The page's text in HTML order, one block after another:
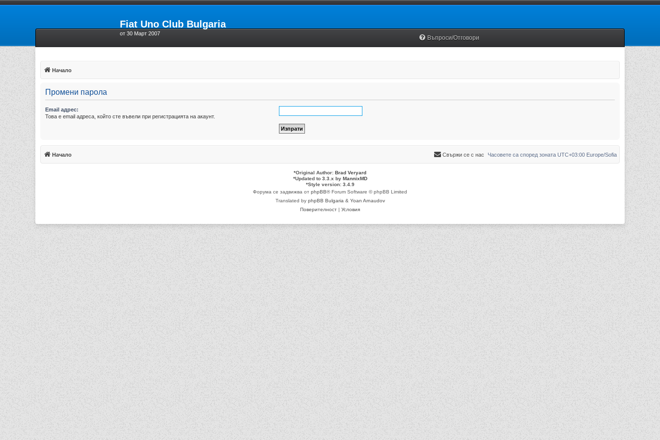
Fiat Uno Club Bulgaria
от 30 Март 2007
Въпроси/Отговори
Начало
Промени парола
Email адрес:
Това е email адреса, който сте въвели при регистрацията на акаунт.
Начало Часовете са според зоната UTC+03:00 Europe/Sofia
Свържи се с нас
*Original Author: Brad Veryard
*Updated to 3.3.x by MannixMD
*Style version: 3.4.9
Форума се задвижва от phpBB® Forum Software © phpBB Limited
Translated by phpBB Bulgaria & Yoan Arnaudov
Поверителност | Условия